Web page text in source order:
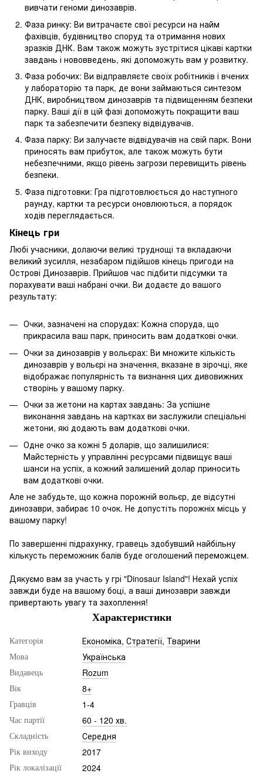
вивчати геноми динозаврів.
Фаза ринку: Ви витрачаєте свої ресурси на найм
фахівців, будівництво споруд та отримання нових
зразків ДНК. Вам також можуть зустрітися цікаві картки
завдань і нововведень, які допоможуть вам у розвитку.
Фаза робочих: Ви відправляєте своїх робітників і вчених
у лабораторію та парк, де вони займаються синтезом
ДНК, виробництвом динозаврів та підвищенням безпеки
парку. Ваші дії в цій фазі допоможуть покращити ваш
парк та забезпечити безпеку відвідувачів.
Фаза парку: Ви залучаєте відвідувачів на свій парк. Вони
приносять вам прибуток, але також можуть бути
небезпечними, якщо рівень загрози перевищить рівень
безпеки.
Фаза підготовки: Гра підготовлюється до наступного
раунду, картки та ресурси оновлюються, а порядок
ходів переглядається.
Кінець гри
Любі учасники, долаючи великі труднощі та вкладаючи
великий зусилля, незабаром підійшов кінець пригоди на
Острові Динозаврів. Прийшов час підбити підсумки та
порахувати ваші набрані очки. Ви додаєте до вашого
результату:
Очки, зазначені на спорудах: Кожна споруда, що
прикрасила ваш парк, приносить вам додаткові очки.
Очки за динозаврів у вольєрах: Ви множите кількість
динозаврів у вольєрі на значення, вказане в зірочці, яке
відображає популярність та визнання цих дивовижних
створінь у вашому парку.
Очки за жетони на картах завдань: За успішне
виконання завдань на картках ви заслужили спеціальні
жетони, які додають вам додаткові очки.
Одне очко за кожні 5 доларів, що залишилися:
Майстерність у управлінні ресурсами підвищує ваші
шанси на успіх, а кожний залишений долар приносить
вам додаткові очки.
Але не забудьте, що кожна порожній вольєр, де відсутні
динозаври, забирає 10 очок. Не допустіть порожніх місць у
вашому парку!
По завершенні підрахунку, гравець здобувший найбільну
кількусть переможник балів буде оголошений переможцем.
Дякуємо вам за участь у грі "Dinosaur Island"! Нехай успіх
завжди буде на вашому боці, а ваші динозаври завжди
привертають увагу та захоплення!
Характеристики
Категорія Економіка, Стратегії, Тварини
Мова Українська
Видавець Rozum
Вік 8+
Гравців 1-4
Час партії 60 - 120 хв.
Складність Середня
Рік виходу 2017
Рік локалізації 2024